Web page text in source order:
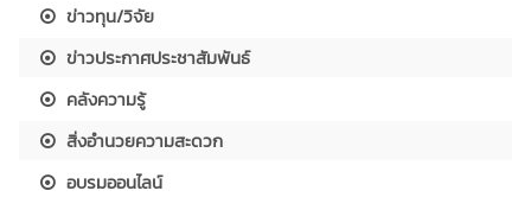
ข่าวทุน/วิจัย
ข่าวประกาศประชาสัมพันธ์
คลังความรู้
สิ่งอำนวยความสะดวก
อบรมออนไลน์